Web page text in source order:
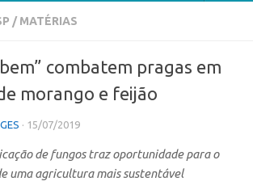
Preto
/ MATÉRIAS
combatem pragas em
morango e feijão
· 15/07/2019
de fungos traz oportunidade para o
uma agricultura mais sustentável